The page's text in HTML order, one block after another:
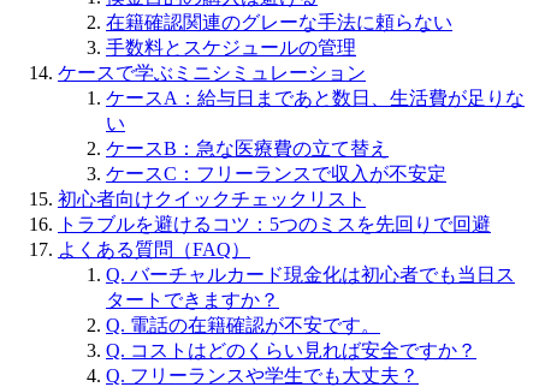
在籍確認関連のグレーな手法に頼らない
手数料とスケジュールの管理
ケースで学ぶミニシミュレーション
ケースA：給与日まであと数日、生活費が足りな
い
ケースB：急な医療費の立て替え
ケースC：フリーランスで収入が不安定
初心者向けクイックチェックリスト
トラブルを避けるコツ：5つのミスを先回りで回避
よくある質問（FAQ）
Q. バーチャルカード現金化は初心者でも当日ス
タートできますか？
Q. 電話の在籍確認が不安です。
Q. コストはどのくらい見れば安全ですか？
Q. フリーランスや学生でも大丈夫？